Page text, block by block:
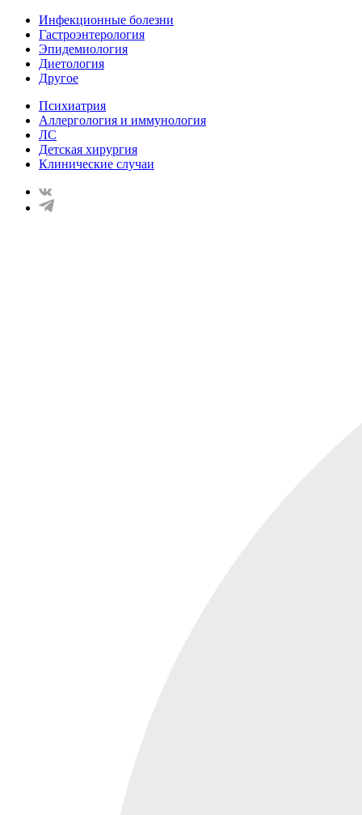
Инфекционные болезни
Гастроэнтерология
Эпидемиология
Диетология
Другое
Психиатрия
Аллергология и иммунология
ЛС
Детская хирургия
Клинические случаи